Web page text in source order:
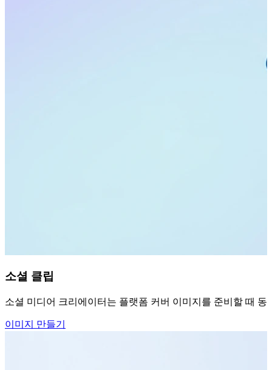
소셜 클립
소셜 미디어 크리에이터는 플랫폼 커버 이미지를 준비할 때
이미지 만들기